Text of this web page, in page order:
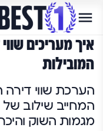
איך מעריכים
המובילות
הערכת שווי דירה
המחייב שילוב
מגמות השוק